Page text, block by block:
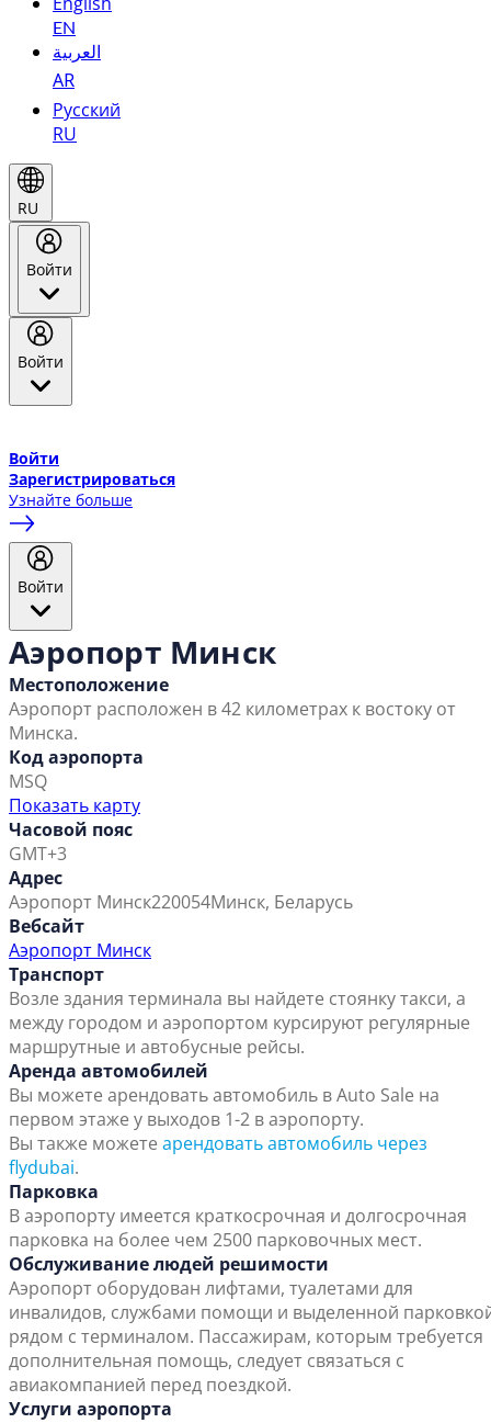
EN
العربية
AR
Русский
RU
RU
Войти
Войти
Войти
Зарегистрироваться
Узнайте больше
Войти
Аэропорт Минск
Местоположение
Аэропорт расположен в 42 километрах к востоку от
Минска.
Код аэропорта
MSQ
Показать карту
Часовой пояс
GMT+3
Адрес
Аэропорт Минск220054Минск, Беларусь
Вебсайт
Аэропорт Минск
Транспорт
Возле здания терминала вы найдете стоянку такси, а
между городом и аэропортом курсируют регулярные
маршрутные и автобусные рейсы.
Аренда автомобилей
Вы можете арендовать автомобиль в Auto Sale на
первом этаже у выходов 1-2 в аэропорту.
Вы также можете арендовать автомобиль через
flydubai.
Парковка
В аэропорту имеется краткосрочная и долгосрочная
парковка на более чем 2500 парковочных мест.
Обслуживание людей решимости
Аэропорт оборудован лифтами, туалетами для
инвалидов, службами помощи и выделенной
рядом с терминалом. Пассажирам, которым требуется
дополнительная помощь, следует связаться с
авиакомпанией перед поездкой.
Услуги аэропорта